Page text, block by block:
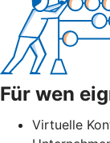
Für wen
Virtuelle